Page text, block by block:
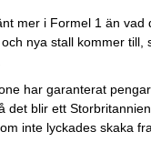
mer i Formel 1 än
nya stall kommer
har garanterat
det blir ett
inte lyckades skaka